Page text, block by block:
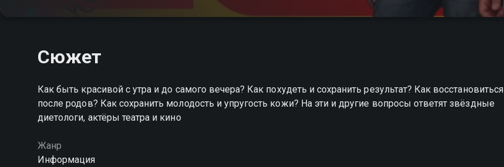
Сюжет
Как быть красивой с утра и до самого вечера? Как похудеть и сохранить результат? Как восстановиться
после родов? Как сохранить молодость и упругость кожи? На эти и другие вопросы ответят звёздные
диетологи, актёры театра и кино
Жанр
Информация